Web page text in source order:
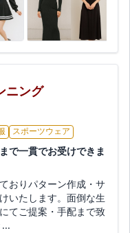
ニング
スポーツウェア
で一貫でお受けできま
おりパターン作成・サ
いたします。面倒な生
てご提案・手配まで致